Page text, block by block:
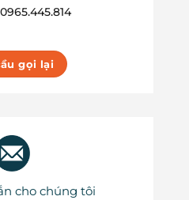
gọi lại
cho chúng tôi